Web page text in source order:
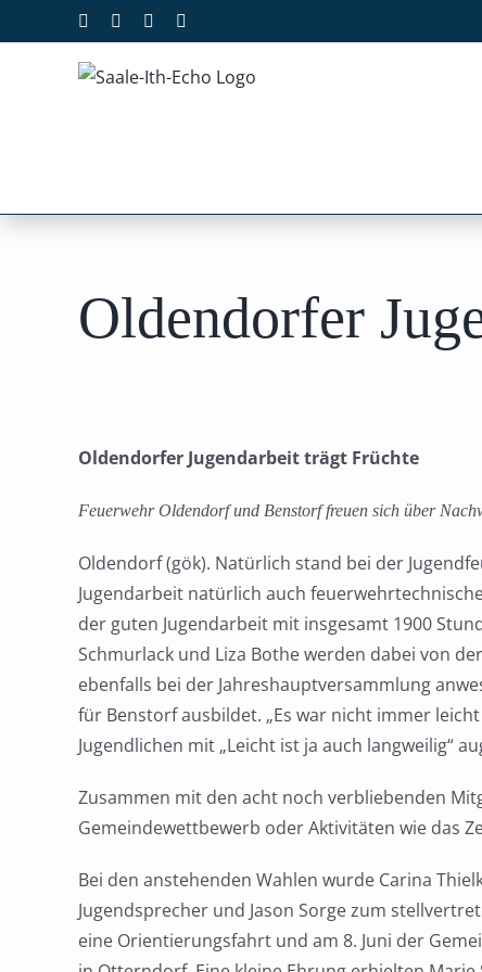
Inhalt
Facebook Instagram
Oldendorfer
Oldendorfer Jugendarbeit trägt Früchte
Feuerwehr Oldendorf und Benstorf freuen sich über
Oldendorf (gök). Natürlich stand bei der
Jugendarbeit natürlich auch
der guten Jugendarbeit mit insgesamt 1900
Schmurlack und Liza Bothe werden dabei von
ebenfalls bei der Jahreshauptversammlung
für Benstorf ausbildet. „Es war nicht immer
Jugendlichen mit „Leicht ist ja auch langweilig“
Zusammen mit den acht noch verbliebenden
Gemeindewettbewerb oder Aktivitäten wie das
Bei den anstehenden Wahlen wurde Carina
Jugendsprecher und Jason Sorge zum
eine Orientierungsfahrt und am 8. Juni der